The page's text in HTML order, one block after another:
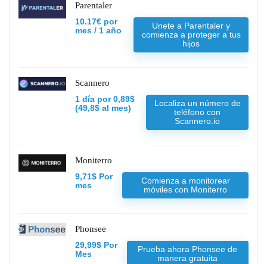
Parentaler
10.17€ por
mes / 1 año
Unete a Parentaler y
comienza a proteger a tus
hijos
Scannero
1 día por 0,89$
(49,8$ al mes)
Localiza un número de
teléfono con
Scannero.io
Moniterro
9,71$ Por
mes
Comienza a monitorear
móviles con Moniterro
Phonsee
29,99$ Por
Mes
Prueba ahora Phonsee de
manera gratuita